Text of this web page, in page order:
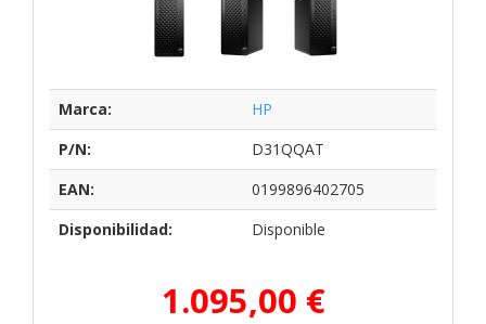
Marca:
HP
P/N:
D31QQAT
EAN:
0199896402705
Disponibilidad:
Disponible
1.095,00 €